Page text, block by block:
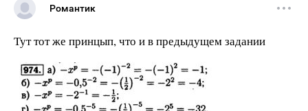
Романтик
Тут тот же принцып, что и в предыдущем задании